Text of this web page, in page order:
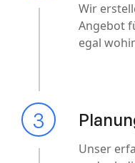
Wir
Angebot
egal
3
Unser